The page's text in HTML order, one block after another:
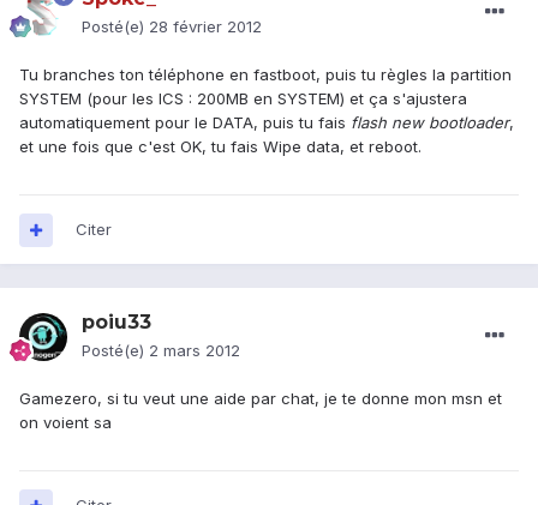
Posté(e) 28 février 2012
Tu branches ton téléphone en fastboot, puis tu règles la partition
SYSTEM (pour les ICS : 200MB en SYSTEM) et ça s'ajustera
automatiquement pour le DATA, puis tu fais flash new bootloader,
et une fois que c'est OK, tu fais Wipe data, et reboot.
Citer
poiu33
Posté(e) 2 mars 2012
Gamezero, si tu veut une aide par chat, je te donne mon msn et
on voient sa